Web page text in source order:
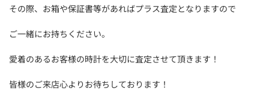
その際、お箱や保証書等があればプラス査定となりますので
ご一緒にお持ちください。
愛着のあるお客様の時計を大切に査定させて頂きます！
皆様のご来店心よりお待ちしております！